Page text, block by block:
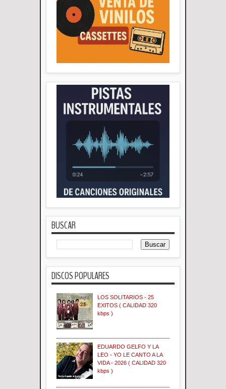
BUSCAR
DISCOS POPULARES
LOS SOLITARIOS - 25
EXITOS ( CALIDAD 320
kbps )
EDUARDO GELFO Y LA
LEO - YO LE CANTO A LA
VIDA - 2026 ( CALIDAD 320
kbps )